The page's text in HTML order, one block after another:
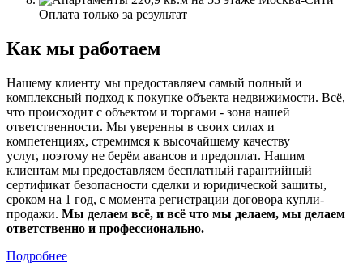
Оплата только за результат
Как мы работаем
Нашему клиенту мы предоставляем самый полный и
комплексный подход к покупке объекта недвижимости. Всё,
что происходит с объектом и торгами - зона нашей
ответственности. Мы уверенны в своих силах и
компетенциях, стремимся к высочайшему качеству
услуг, поэтому не берём авансов и предоплат. Нашим
клиентам мы предоставляем бесплатный гарантийный
сертификат безопасности сделки и юридической защиты,
сроком на 1 год, с момента регистрации договора купли-
продажи. Мы делаем всё, и всё что мы делаем, мы делаем
ответственно и профессионально.
Подробнее